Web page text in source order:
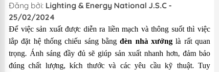
Đăng bởi: Lighting & Energy National J.S.C -
25/02/2024
Để việc sản xuất được diễn ra liền mạch và thông suốt thì việc
lắp đặt hệ thống chiếu sáng bằngđèn nhà xưởng là rất quan
trọng. Ánh sáng đầy đủ sẽ giúp sản xuất nhanh hơn, đảm bảo
đúng chất lượng, kích thước và các yêu cầu kỹ thuật. Tuy